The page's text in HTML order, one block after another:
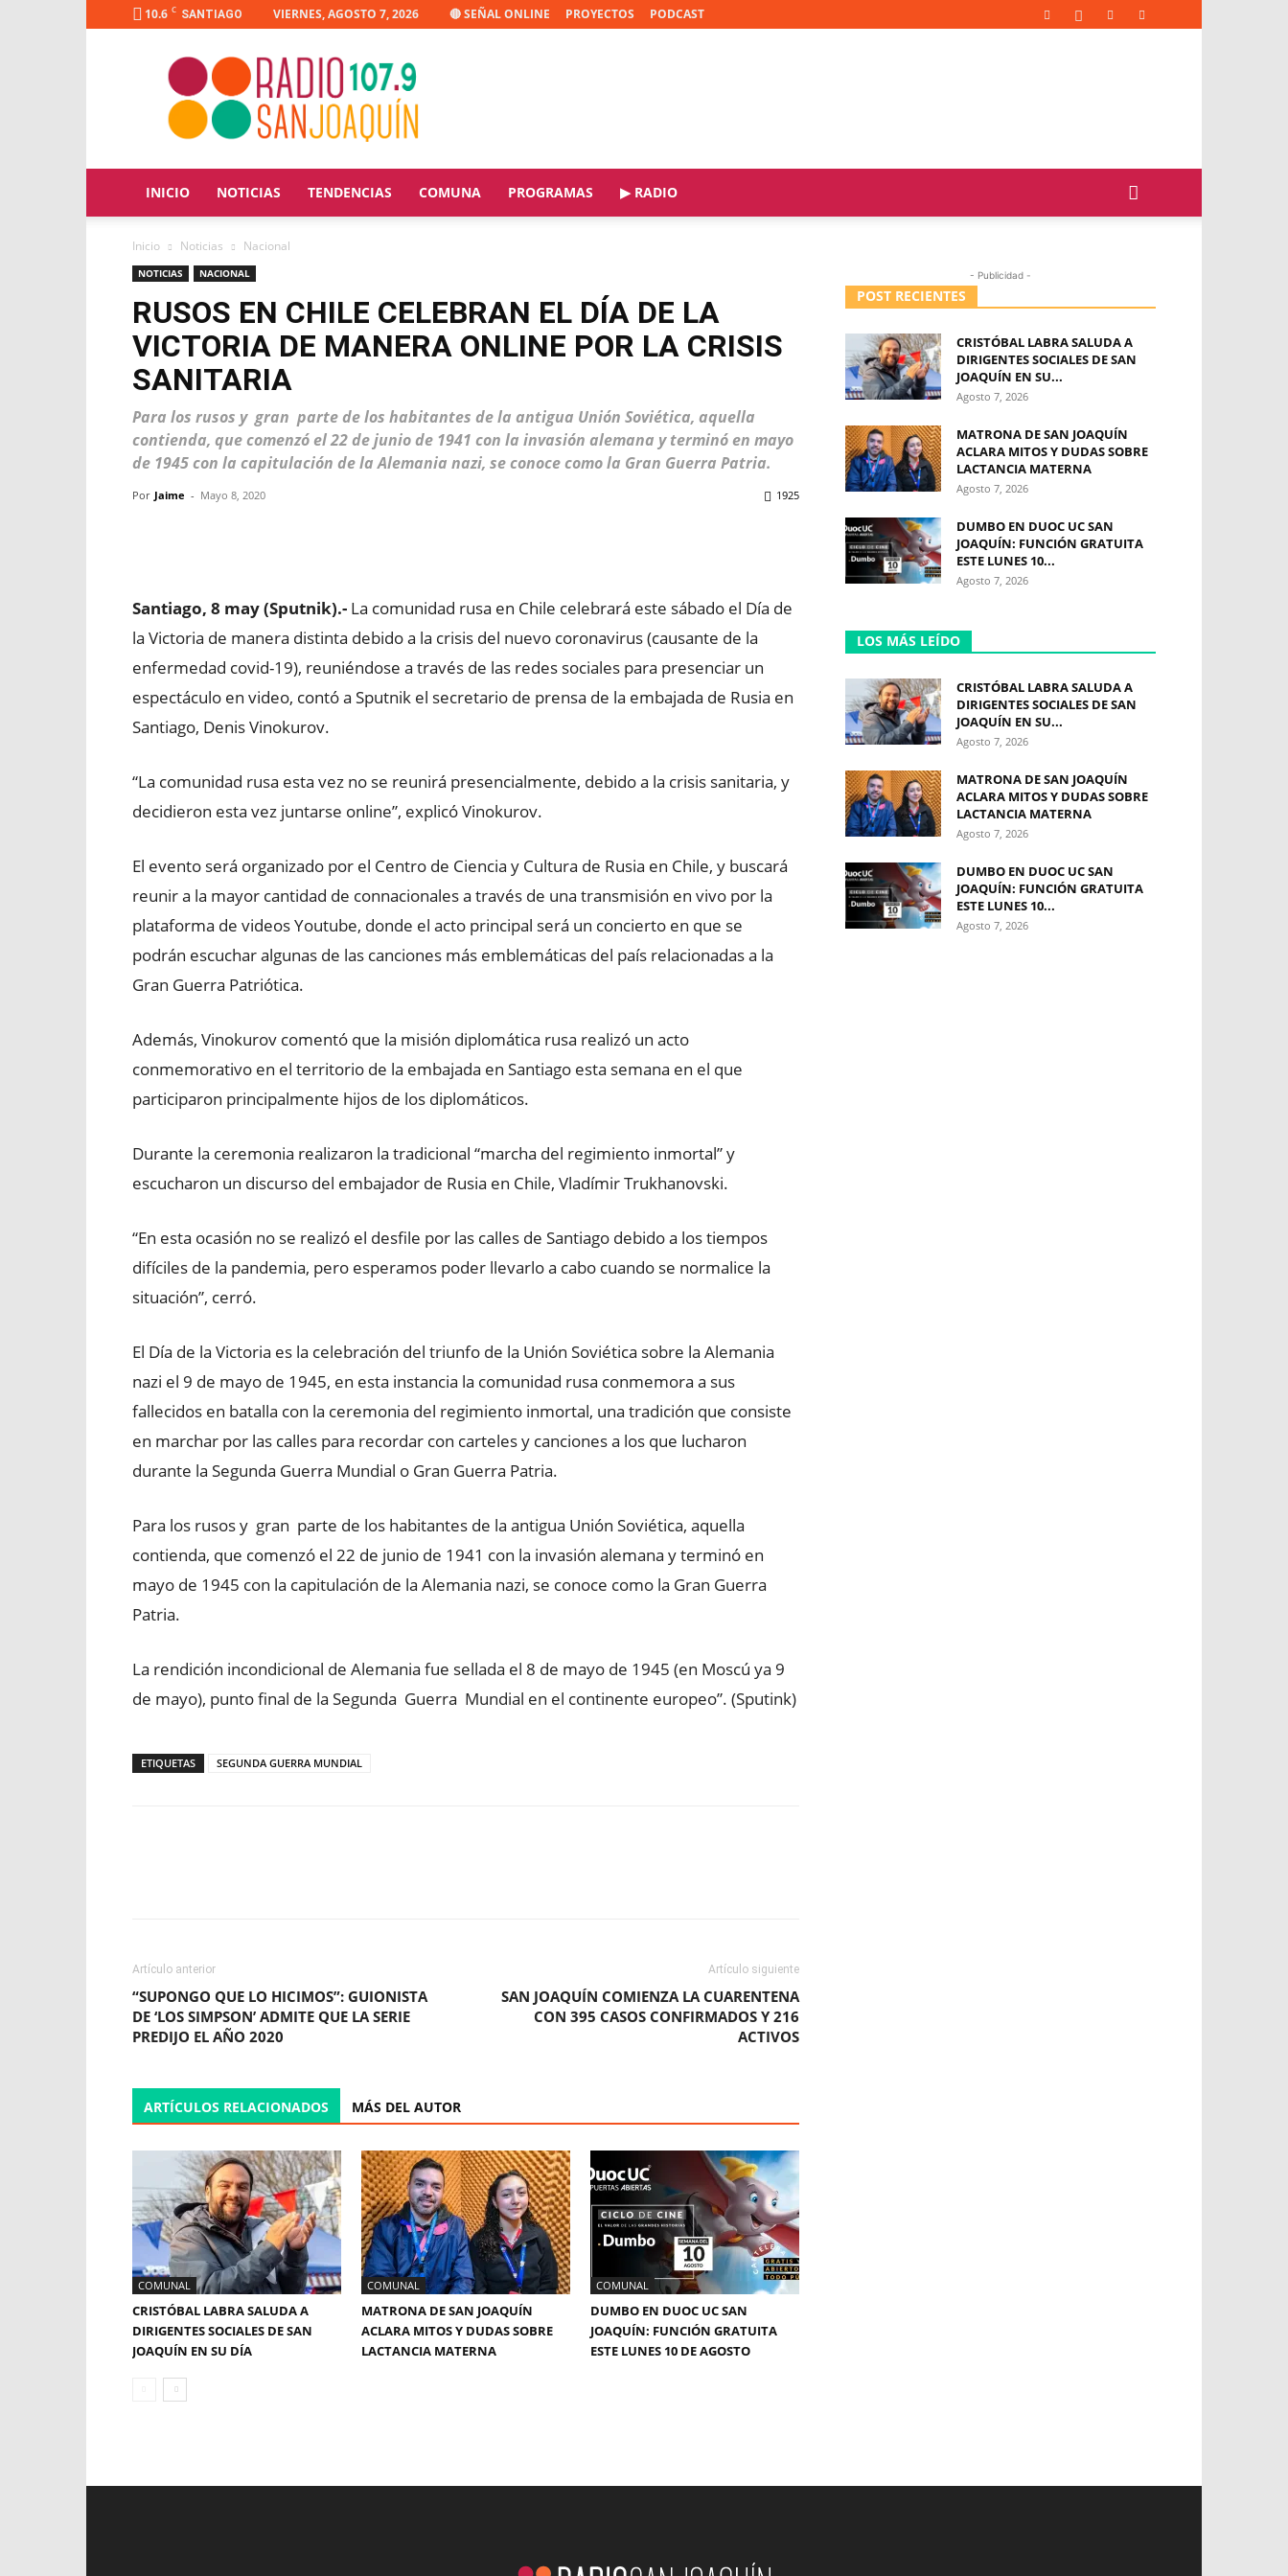
10.6 C SANTIAGO VIERNES, AGOSTO 7, 2026 🔴 SEÑAL ONLINE PROYECTOS PODCAST
Radio
Joaquín
INICIO NOTICIAS TENDENCIAS COMUNA PROGRAMAS ▶ RADIO
Inicio Noticias Nacional
NOTICIAS NACIONAL
RUSOS EN CHILE CELEBRAN EL DÍA DE LA
VICTORIA DE MANERA ONLINE POR LA CRISIS
SANITARIA
Para los rusos y gran parte de los habitantes de la antigua Unión Soviética, aquella
contienda, que comenzó el 22 de junio de 1941 con la invasión alemana y terminó en mayo
de 1945 con la capitulación de la Alemania nazi, se conoce como la Gran Guerra Patria.
Por Jaime - Mayo 8, 2020 1925
Santiago, 8 may (Sputnik).- La comunidad rusa en Chile celebrará este sábado el Día de
la Victoria de manera distinta debido a la crisis del nuevo coronavirus (causante de la
enfermedad covid-19), reuniéndose a través de las redes sociales para presenciar un
espectáculo en video, contó a Sputnik el secretario de prensa de la embajada de Rusia en
Santiago, Denis Vinokurov.
“La comunidad rusa esta vez no se reunirá presencialmente, debido a la crisis sanitaria, y
decidieron esta vez juntarse online”, explicó Vinokurov.
El evento será organizado por el Centro de Ciencia y Cultura de Rusia en Chile, y buscará
reunir a la mayor cantidad de connacionales a través de una transmisión en vivo por la
plataforma de videos Youtube, donde el acto principal será un concierto en que se
podrán escuchar algunas de las canciones más emblemáticas del país relacionadas a la
Gran Guerra Patriótica.
Además, Vinokurov comentó que la misión diplomática rusa realizó un acto
conmemorativo en el territorio de la embajada en Santiago esta semana en el que
participaron principalmente hijos de los diplomáticos.
Durante la ceremonia realizaron la tradicional “marcha del regimiento inmortal” y
escucharon un discurso del embajador de Rusia en Chile, Vladímir Trukhanovski.
“En esta ocasión no se realizó el desfile por las calles de Santiago debido a los tiempos
difíciles de la pandemia, pero esperamos poder llevarlo a cabo cuando se normalice la
situación”, cerró.
El Día de la Victoria es la celebración del triunfo de la Unión Soviética sobre la Alemania
nazi el 9 de mayo de 1945, en esta instancia la comunidad rusa conmemora a sus
fallecidos en batalla con la ceremonia del regimiento inmortal, una tradición que consiste
en marchar por las calles para recordar con carteles y canciones a los que lucharon
durante la Segunda Guerra Mundial o Gran Guerra Patria.
Para los rusos y gran parte de los habitantes de la antigua Unión Soviética, aquella
contienda, que comenzó el 22 de junio de 1941 con la invasión alemana y terminó en
mayo de 1945 con la capitulación de la Alemania nazi, se conoce como la Gran Guerra
Patria.
La rendición incondicional de Alemania fue sellada el 8 de mayo de 1945 (en Moscú ya 9
de mayo), punto final de la Segunda Guerra Mundial en el continente europeo”. (Sputink)
ETIQUETAS SEGUNDA GUERRA MUNDIAL
Artículo anterior
“SUPONGO QUE LO HICIMOS”: GUIONISTA
DE ‘LOS SIMPSON’ ADMITE QUE LA SERIE
PREDIJO EL AÑO 2020
Artículo siguiente
SAN JOAQUÍN COMIENZA LA CUARENTENA
CON 395 CASOS CONFIRMADOS Y 216
ACTIVOS
ARTÍCULOS RELACIONADOS MÁS DEL AUTOR
COMUNAL
CRISTÓBAL LABRA SALUDA A
DIRIGENTES SOCIALES DE SAN
JOAQUÍN EN SU DÍA
COMUNAL
MATRONA DE SAN JOAQUÍN
ACLARA MITOS Y DUDAS SOBRE
LACTANCIA MATERNA
COMUNAL
DUMBO EN DUOC UC SAN
JOAQUÍN: FUNCIÓN GRATUITA
ESTE LUNES 10 DE AGOSTO
- Publicidad -
POST RECIENTES
CRISTÓBAL LABRA SALUDA A
DIRIGENTES SOCIALES DE SAN
JOAQUÍN EN SU...
Agosto 7, 2026
MATRONA DE SAN JOAQUÍN
ACLARA MITOS Y DUDAS SOBRE
LACTANCIA MATERNA
Agosto 7, 2026
DUMBO EN DUOC UC SAN
JOAQUÍN: FUNCIÓN GRATUITA
ESTE LUNES 10...
Agosto 7, 2026
LOS MÁS LEÍDO
CRISTÓBAL LABRA SALUDA A
DIRIGENTES SOCIALES DE SAN
JOAQUÍN EN SU...
Agosto 7, 2026
MATRONA DE SAN JOAQUÍN
ACLARA MITOS Y DUDAS SOBRE
LACTANCIA MATERNA
Agosto 7, 2026
DUMBO EN DUOC UC SAN
JOAQUÍN: FUNCIÓN GRATUITA
ESTE LUNES 10...
Agosto 7, 2026